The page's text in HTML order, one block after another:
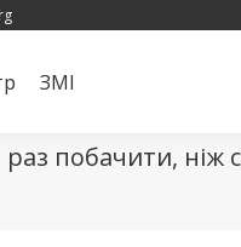
ЗМІ
побачити, ніж
ЗМІ